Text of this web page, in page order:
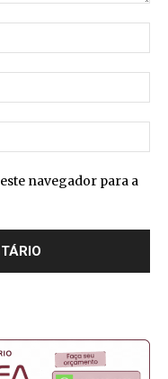
navegador para a